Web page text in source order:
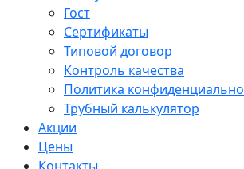
Гост
Сертификаты
Типовой договор
Контроль качества
Политика
Трубный калькулятор
Акции
Цены